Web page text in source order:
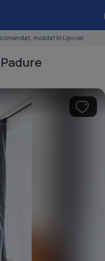
mobilat în Lipovei